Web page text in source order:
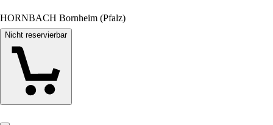
HORNBACH Bornheim (Pfalz)
Nicht reservierbar